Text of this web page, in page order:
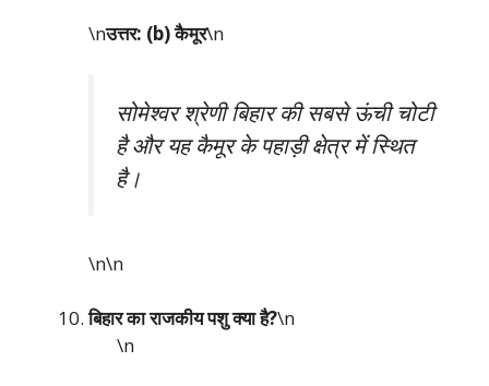
\nउत्तर: (b) कैमूर\n
सोमेश्वर श्रेणी बिहार की सबसे ऊंची चोटी
है और यह कैमूर के पहाड़ी क्षेत्र में स्थित
है।
\n\n
बिहार का राजकीय पशु क्या है?\n
\n